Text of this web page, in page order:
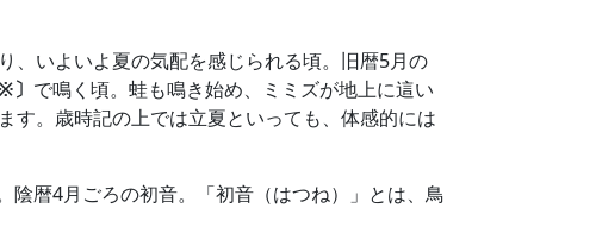
、いよいよ夏の気配を感じられる頃。旧暦5月の
〕 で鳴く頃。蛙も鳴き始め、ミミズが地上に這い
す。歳時記の上では立夏といっても、体感的には
陰暦4月ごろの初音。「初音（はつね）」とは、鳥